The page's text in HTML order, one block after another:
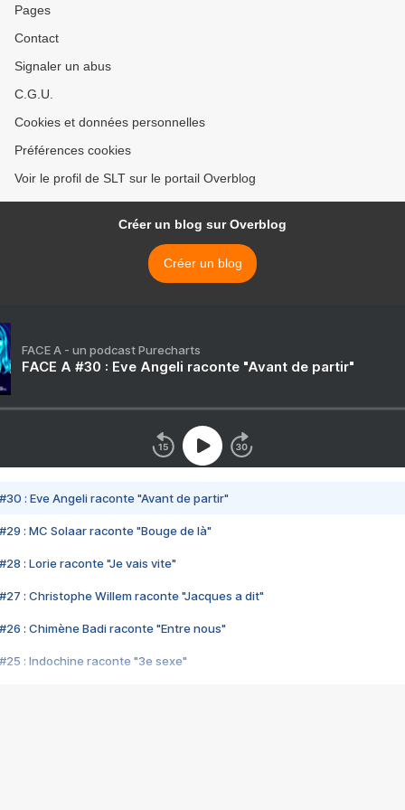
Pages
Contact
Signaler un abus
C.G.U.
Cookies et données personnelles
Préférences cookies
Voir le profil de SLT sur le portail Overblog
Créer un blog sur Overblog
Créer un blog
FACE A - un podcast Purecharts
FACE A #30 : Eve Angeli raconte "Avant de partir"
#30 : Eve Angeli raconte "Avant de partir"
#29 : MC Solaar raconte "Bouge de là"
#28 : Lorie raconte "Je vais vite"
#27 : Christophe Willem raconte "Jacques a dit"
#26 : Chimène Badi raconte "Entre nous"
#25 : Indochine raconte "3e sexe"